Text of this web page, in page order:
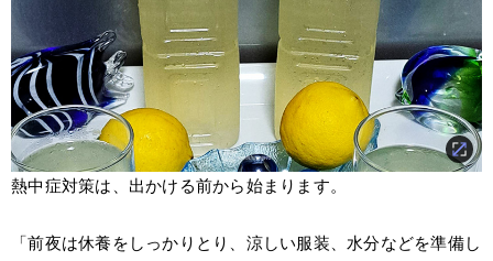
熱中症対策は、出かける前から始まります。
「前夜は休養をしっかりとり、涼しい服装、水分などを準備し